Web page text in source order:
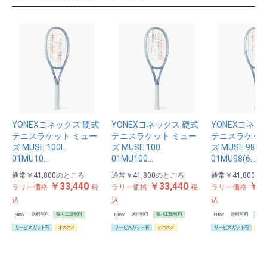
お買い物を続ける カートへ進む
YONEXヨネックス 硬式
テニスラケット ミュー
ズ MUSE 100L
01MU10…
通常 ￥41,800のところ
ラリー価格 ￥33,440 税
込
NEW 送料無料 張り工賃無料
サービスガット有 オススメ
YONEXヨネックス 硬式
テニスラケット ミュー
ズ MUSE 100
01MU100…
通常 ￥41,800のところ
ラリー価格 ￥33,440税
込
NEW 送料無料 張り工賃無料
サービスガット有 オススメ
YONEXヨネッ
テニスラケッ
ズ MUSE 98
01MU98(6…
通常 ￥41,800
ラリー価格 ￥
込
NEW 送料無料
サービスガット有